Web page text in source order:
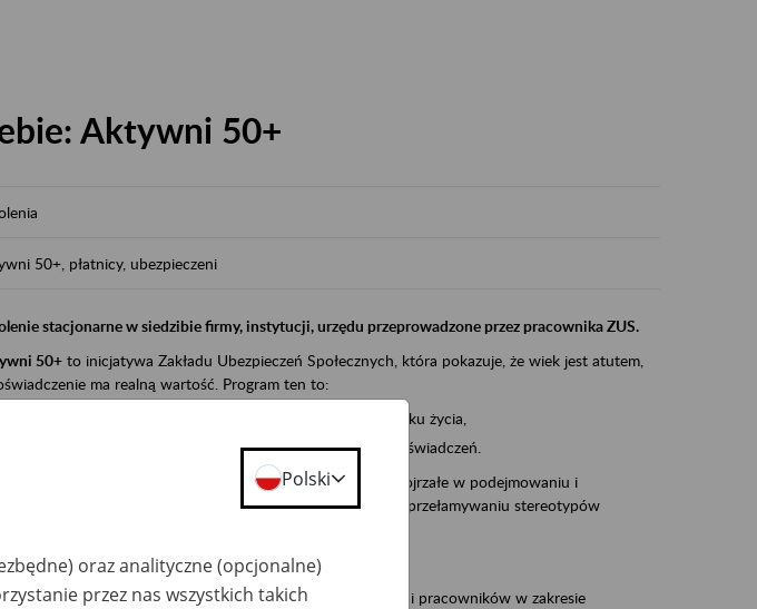
Aktywni 50+
50+, płatnicy, ubezpieczeni
stacjonarne w siedzibie firmy, instytucji, urzędu przeprowadzone przez pracownika ZUS.
50+to inicjatywa Zakładu Ubezpieczeń Społecznych, która pokazuje, że wiek jest atutem,
ma realną wartość. Program ten to:
promocja aktywności zawodowej osób po pięćdziesiątym roku życia,
zachęcanie do świadomego planowania kariery i przyszłych świadczeń.
przez działania informacyjne i edukacyjne wspiera osoby dojrzałe w podejmowaniu i
aktywności zawodowej, dbaniu o zdrowie oraz przełamywaniu stereotypów
50+to współpraca ZUS z organizacjami pracodawców i pracowników w zakresie
Polski
oraz analityczne (opcjonalne)
przez nas wszystkich takich